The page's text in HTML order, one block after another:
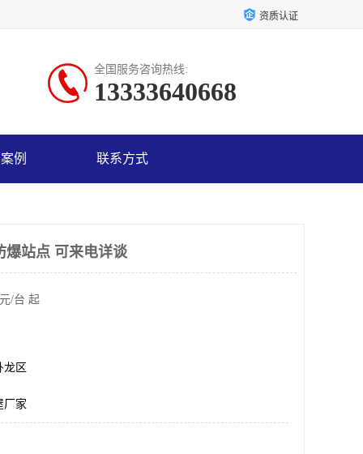
资质认证
全国服务咨询热线:
13333640668
例 联系方式
爆站点 可来电详谈
/台 起
龙区
厂家